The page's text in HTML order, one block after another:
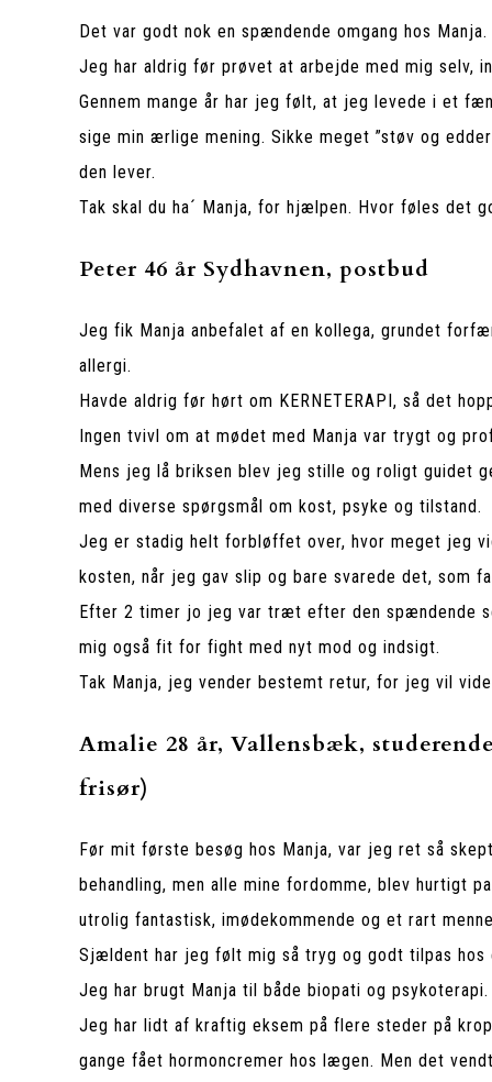
Det var godt nok en spændende omgang hos Manja.
Jeg har aldrig før prøvet at arbejde med mig selv,
Gennem mange år har jeg følt, at jeg levede i et
sige min ærlige mening. Sikke meget ”støv og
den lever.
Tak skal du ha´ Manja, for hjælpen. Hvor føles det
Peter 46 år Sydhavnen, postbud
Jeg fik Manja anbefalet af en kollega, grundet
allergi.
Havde aldrig før hørt om KERNETERAPI, så det
Ingen tvivl om at mødet med Manja var trygt og
Mens jeg lå briksen blev jeg stille og roligt guidet
med diverse spørgsmål om kost, psyke og tilstand.
Jeg er stadig helt forbløffet over, hvor meget jeg
kosten, når jeg gav slip og bare svarede det, som
Efter 2 timer jo jeg var træt efter den spændende
mig også fit for fight med nyt mod og indsigt.
Tak Manja, jeg vender bestemt retur, for jeg vil
Amalie 28 år, Vallensbæk,
frisør)
Før mit første besøg hos Manja, var jeg ret så
behandling, men alle mine fordomme, blev hurtigt
utrolig fantastisk, imødekommende og et rart
Sjældent har jeg følt mig så tryg og godt tilpas hos
Jeg har brugt Manja til både biopati og psykoterapi.
Jeg har lidt af kraftig eksem på flere steder på
gange fået hormoncremer hos lægen. Men det